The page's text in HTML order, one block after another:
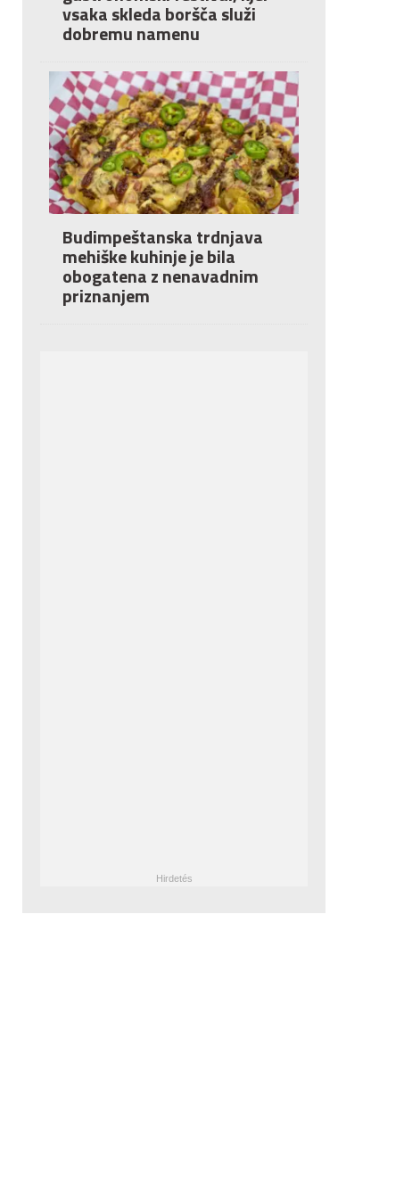
vsaka skleda boršča služi
dobremu namenu
Budimpeštanska trdnjava
mehiške kuhinje je bila
obogatena z nenavadnim
priznanjem